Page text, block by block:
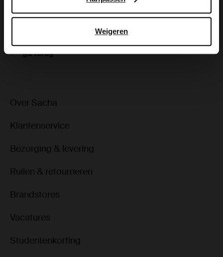
Weigeren
Bezorgen & retour
ga terug
Over Sacha
Klantenservice
Bezorging & levering
Ruilen & retourneren
Brandstores
Vacatures
Studentenkorting